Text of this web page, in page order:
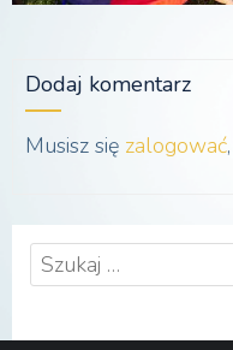
Dodaj komentarz
Musisz się zalogować
Szukaj: